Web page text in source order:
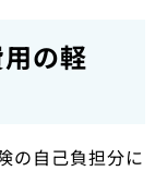
の軽
の自己負担分に